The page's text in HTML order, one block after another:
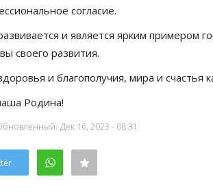
согласие.
и является ярким примером
своего развития.
и благополучия, мира и счастья
Родина!
Дек 16, 2023 - 08:31